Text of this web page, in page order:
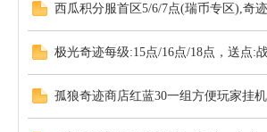
西瓜积分服首区5/6/7点(瑞币专区),奇
极光奇迹每级:15点/16点/18点，送点:
孤狼奇迹商店红蓝30一组方便玩家挂